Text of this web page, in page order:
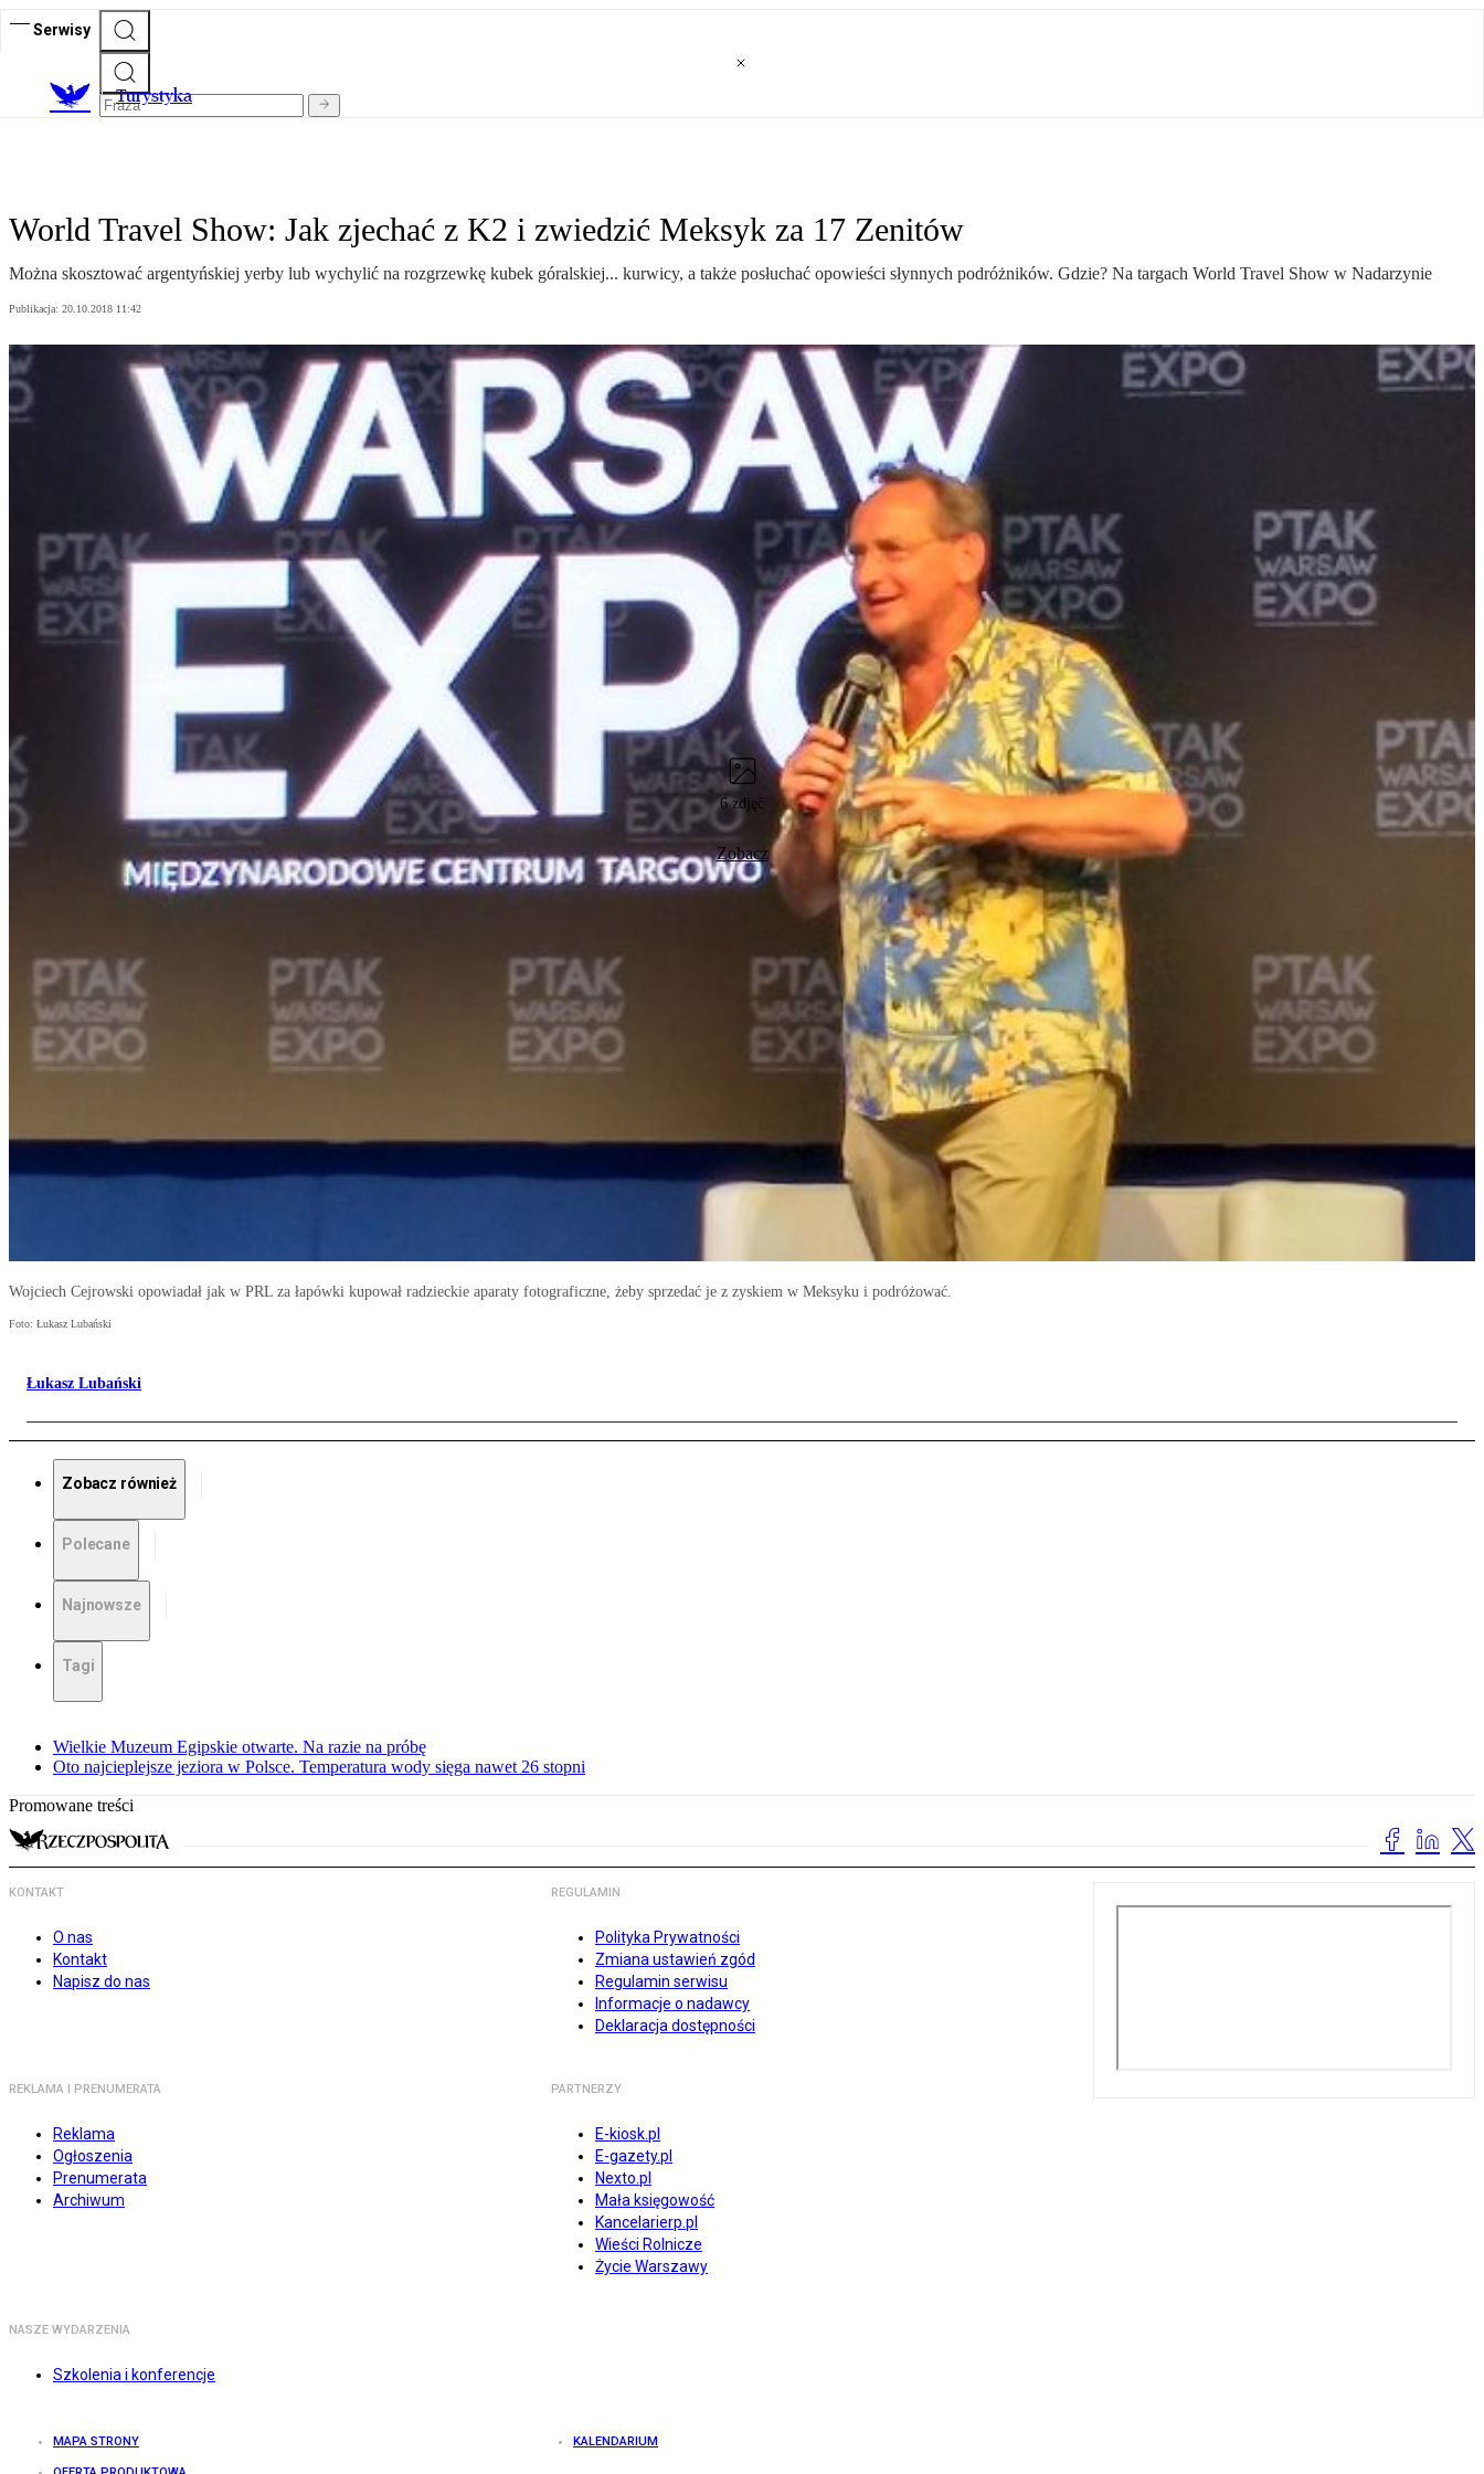
Serwisy
Turystyka
World Travel Show: Jak zjechać z K2 i zwiedzić Meksyk za 17 Zenitów
Można skosztować argentyńskiej yerby lub wychylić na rozgrzewkę kubek góralskiej... kurwicy, a także posłuchać opowieści słynnych podróżników. Gdzie? Na targach World Travel Show w Nadarzynie
Publikacja: 20.10.2018 11:42
6 zdjęć
Zobacz
Wojciech Cejrowski opowiadał jak w PRL za łapówki kupował radzieckie aparaty fotograficzne, żeby sprzedać je z zyskiem w Meksyku i podróżować.
Foto: Łukasz Lubański
Łukasz Lubański
Zobacz również
Polecane
Najnowsze
Tagi
Wielkie Muzeum Egipskie otwarte. Na razie na próbę
Oto najcieplejsze jeziora w Polsce. Temperatura wody sięga nawet 26 stopni
Promowane treści
KONTAKT
O nas
Kontakt
Napisz do nas
REGULAMIN
Polityka Prywatności
Zmiana ustawień zgód
Regulamin serwisu
Informacje o nadawcy
Deklaracja dostępności
REKLAMA I PRENUMERATA
Reklama
Ogłoszenia
Prenumerata
Archiwum
PARTNERZY
E-kiosk.pl
E-gazety.pl
Nexto.pl
Mała księgowość
Kancelarierp.pl
Wieści Rolnicze
Życie Warszawy
NASZE WYDARZENIA
Szkolenia i konferencje
MAPA STRONY KALENDARIUM